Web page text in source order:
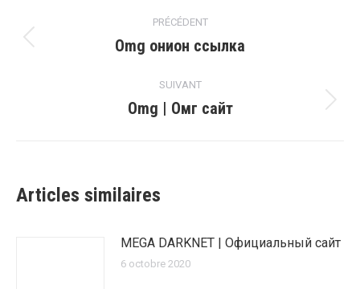
PRÉCÉDENT
Omg онион ссылка
SUIVANT
Omg | Омг сайт
Articles similaires
MEGA DARKNET | Официальный сайт
6 octobre 2020